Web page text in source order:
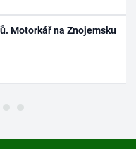
Motorkář na Znojemsku